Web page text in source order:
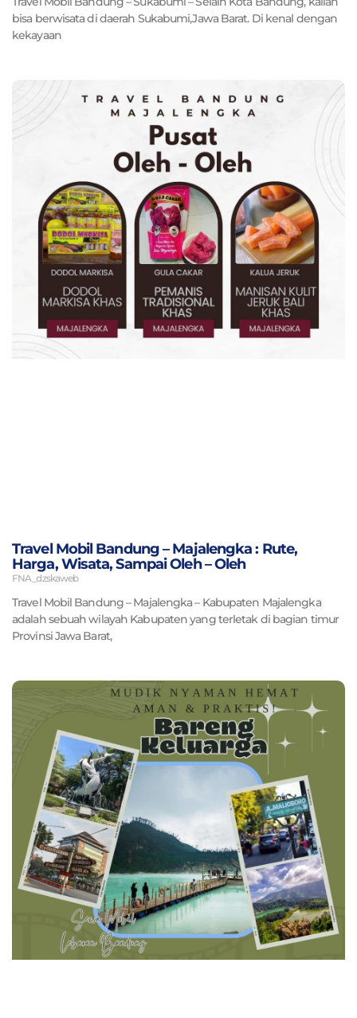
bisa berwisata di daerah Sukabumi,Jawa Barat. Di kenal dengan
kekayaan
Travel Mobil Bandung – Majalengka : Rute,
Harga, Wisata, Sampai Oleh – Oleh
FNA_dzskaweb
Travel Mobil Bandung – Majalengka – Kabupaten Majalengka
adalah sebuah wilayah Kabupaten yang terletak di bagian timur
Provinsi Jawa Barat,